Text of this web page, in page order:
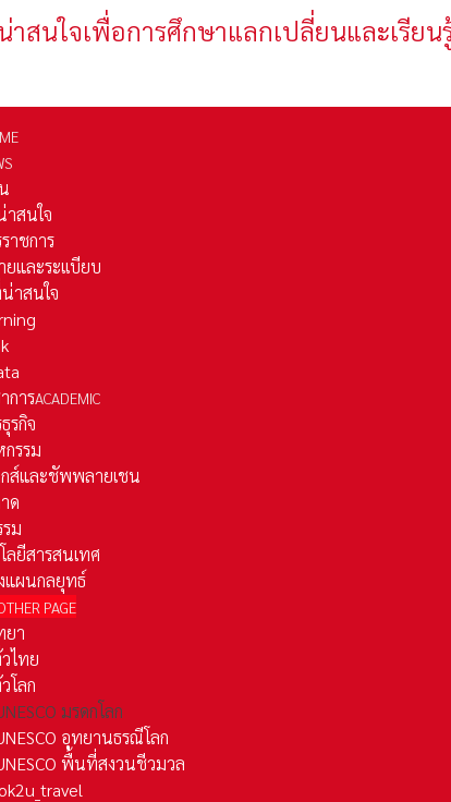
าสนใจเพื่อการศึกษาแลกเปลี่ยนและเรียน
สนใจ
าชการ
และระเเบียบ
าสนใจ
การACADEMIC
รกิจ
รรม
ส์และชัพพลายเชน
ด
ม
ลยีสารสนเทศ
แผนกลยุทธ์
PAGE
ยา
ไทย
โลก
มรดกโลก
อุทยานธรณีโลก
พื้นที่สงวนชีวมวล